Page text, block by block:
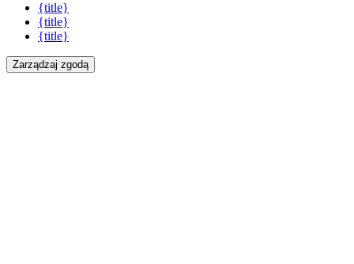
{title}
{title}
{title}
Zarządzaj zgodą